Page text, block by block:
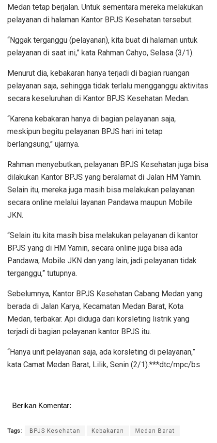
Medan tetap berjalan. Untuk sementara mereka melakukan
pelayanan di halaman Kantor BPJS Kesehatan tersebut.
“Nggak terganggu (pelayanan), kita buat di halaman untuk
pelayanan di saat ini,” kata Rahman Cahyo, Selasa (3/1).
Menurut dia, kebakaran hanya terjadi di bagian ruangan
pelayanan saja, sehingga tidak terlalu mengganggu aktivitas
secara keseluruhan di Kantor BPJS Kesehatan Medan.
“Karena kebakaran hanya di bagian pelayanan saja,
meskipun begitu pelayanan BPJS hari ini tetap
berlangsung,” ujarnya.
Rahman menyebutkan, pelayanan BPJS Kesehatan juga bisa
dilakukan Kantor BPJS yang beralamat di Jalan HM Yamin.
Selain itu, mereka juga masih bisa melakukan pelayanan
secara online melalui layanan Pandawa maupun Mobile
JKN.
“Selain itu kita masih bisa melakukan pelayanan di kantor
BPJS yang di HM Yamin, secara online juga bisa ada
Pandawa, Mobile JKN dan yang lain, jadi pelayanan tidak
terganggu,” tutupnya.
Sebelumnya, Kantor BPJS Kesehatan Cabang Medan yang
berada di Jalan Karya, Kecamatan Medan Barat, Kota
Medan, terbakar. Api diduga dari korsleting listrik yang
terjadi di bagian pelayanan kantor BPJS itu.
“Hanya unit pelayanan saja, ada korsleting di pelayanan,”
kata Camat Medan Barat, Lilik, Senin (2/1).***dtc/mpc/bs
Berikan Komentar:
Tags: BPJS Kesehatan Kebakaran Medan Barat